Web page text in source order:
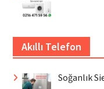
Akıllı Telefon
Soğanlık